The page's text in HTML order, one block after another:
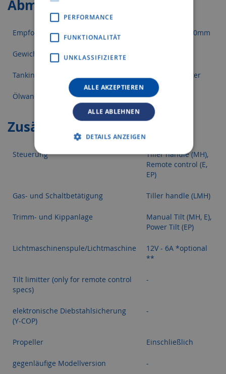
Abmessungen
Empfohlene Spiegelhöhe des Boots L:552mm X:620mm
Gewicht mit Propeller
Tankinhalt separat, 12 Liter
Ölwanneninhalt 0,8 Liter
Zusätzliche Merkmale
Steuerung
Tiller handle (MH),
Remote control (E,
EP)
Gas- und Schaltbetätigung Tiller handle (LMH)
Trimm- und Kippanlage
Manual Tilt (MH, E),
Power Tilt (EP)
Lichtmaschinenspule/Lichtmaschine
12V - 6A *optional
**
Tilt limitter (only for remote control
specs)
-
elektronische Diebstahlsicherung
(Y-COP)
-
Propeller Einschließlich
gegenläufige Modellversion -
PERFORMANCE
FUNKTIONALITÄT
UNKLASSIFIZIERTE
ALLE AKZEPTIEREN
ALLE ABLEHNEN
DETAILS ANZEIGEN